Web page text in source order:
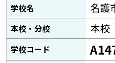
学校名 名護
本校・分校 本校
学校コード